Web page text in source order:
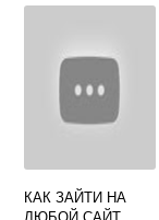
КАК ЗАЙТИ НА